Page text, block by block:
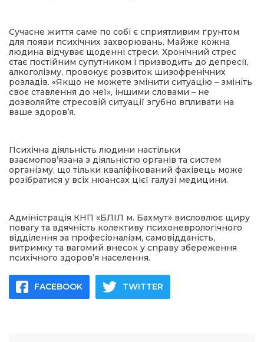
Сучасне життя саме по собі є сприятливим ґрунтом
для появи психічних захворювань. Майже кожна
людина відчуває щоденні стреси. Хронічний стрес
стає постійним супутником і призводить до депресії,
алкоголізму, провокує розвиток шизофренічних
розладів. «Якщо не можете змінити ситуацію – змініть
своє ставлення до неї», іншими словами – не
дозволяйте стресовій ситуації згубно впливати на
ваше здоров’я.
Психічна діяльність людини настільки
взаємопов’язана з діяльністю органів та систем
організму, що тільки кваліфікований фахівець може
розібратися у всіх нюансах цієї галузі медицини.
Адміністрація КНП «БЛІЛ м. Бахмут» висловлює щиру
повагу та вдячність колективу психоневрологічного
відділення за професіоналізм, самовідданість,
витримку та вагомий внесок у справу збереження
психічного здоров’я населення.
FACEBOOK TWITTER